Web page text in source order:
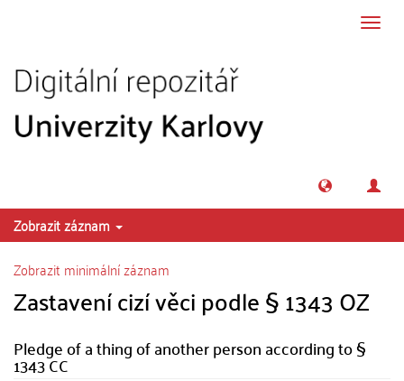
Zobrazit záznam
Zobrazit minimální záznam
Zastavení cizí věci podle § 1343 OZ
Pledge of a thing of another person according to §
1343 CC